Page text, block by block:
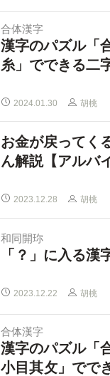
合体漢字
漢字のパズル「
糸」でできる二
2024.01.30 胡桃
お金が戻ってく
ん解説【アルバ
2023.12.28 胡桃
和同開珎
「？」に入る
2023.12.22 胡桃
合体漢字
漢字のパズル「
小目其攵」でで